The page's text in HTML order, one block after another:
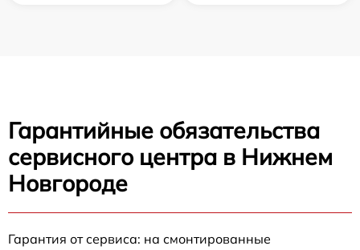
Гарантийные обязательства
сервисного центра в Нижнем
Новгороде
Гарантия от сервиса: на смонтированные